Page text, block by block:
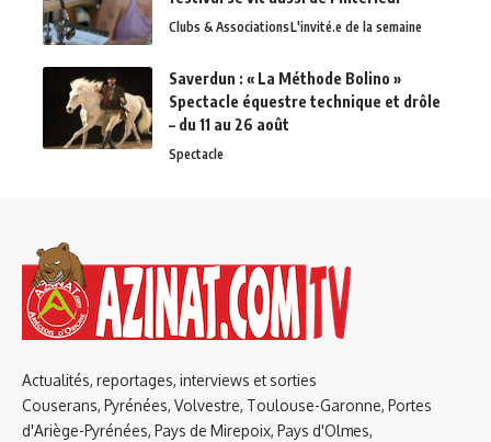
Clubs & AssociationsL'invité.e de la semaine
Saverdun : « La Méthode Bolino »
Spectacle équestre technique et drôle
– du 11 au 26 août
Spectacle
Actualités, reportages, interviews et sorties
Couserans, Pyrénées, Volvestre, Toulouse-Garonne, Portes
d'Ariège-Pyrénées, Pays de Mirepoix, Pays d'Olmes,